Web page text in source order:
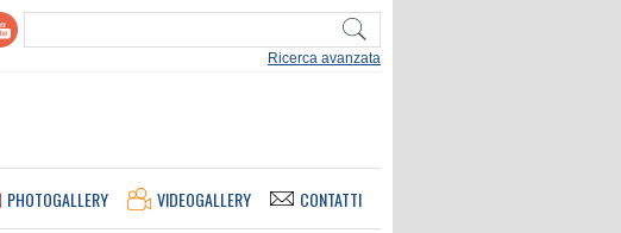
Ricerca avanzata
PHOTOGALLERY VIDEOGALLERY CONTATTI